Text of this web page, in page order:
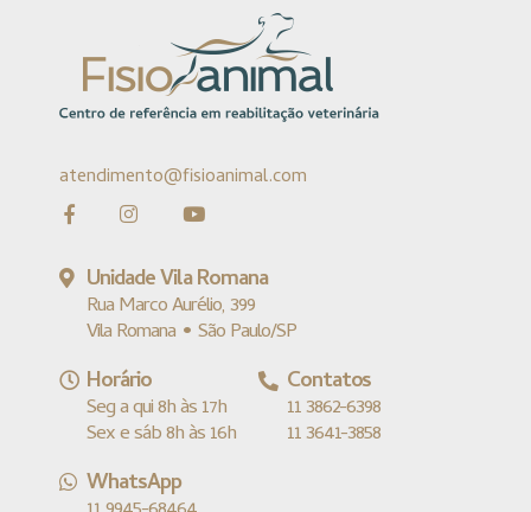
atendimento@fisioanimal.com
Unidade Vila Romana
Rua Marco Aurélio, 399
Vila Romana • São Paulo/SP
Horário
Seg a qui 8h às 17h
Sex e sáb 8h às 16h
Contatos
11 3862-6398
11 3641-3858
WhatsApp